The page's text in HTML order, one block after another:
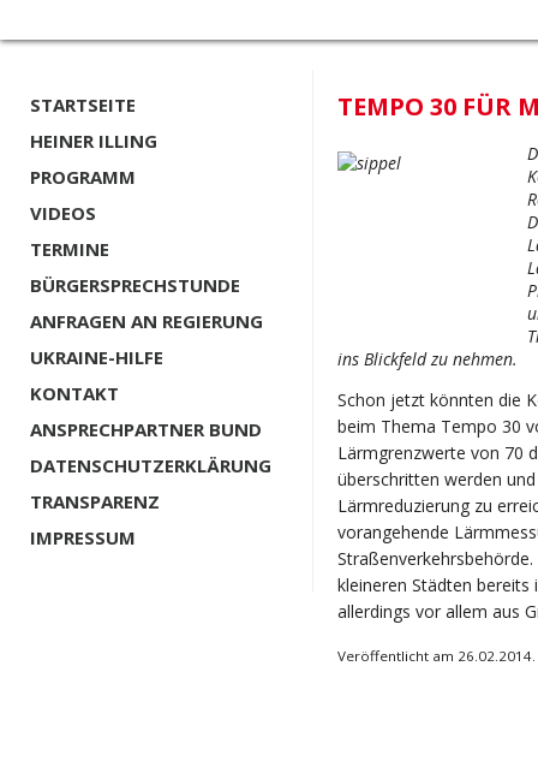
STARTSEITE
HEINER ILLING
PROGRAMM
VIDEOS
TERMINE
BÜRGERSPRECHSTUNDE
ANFRAGEN AN REGIERUNG
UKRAINE-HILFE
KONTAKT
ANSPRECHPARTNER BUND
DATENSCHUTZERKLÄRUNG
TRANSPARENZ
IMPRESSUM
TEMPO 30 FÜR
ins Blickfeld zu nehmen.
Schon jetzt könnten die
beim Thema Tempo 30
Lärmgrenzwerte von 70
überschritten werden
Lärmreduzierung zu
vorangehende
kleineren Städten bereits
allerdings vor allem aus
Veröffentlicht am 26.02.2014.